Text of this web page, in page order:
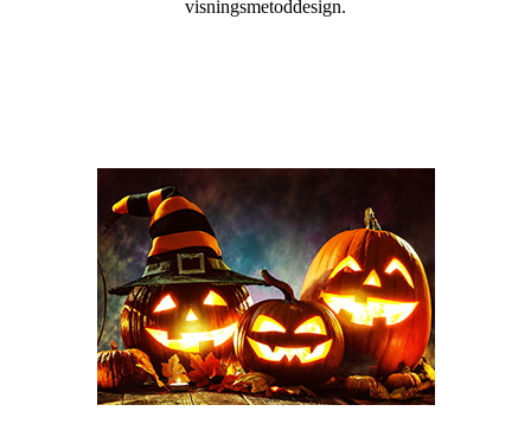
visningsmetoddesign.